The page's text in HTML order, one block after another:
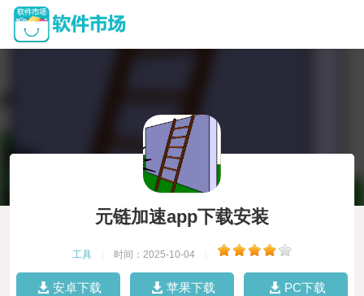
元链加速app下载安装
工具 时间：2025-10-04
安卓下载 苹果下载 PC下载